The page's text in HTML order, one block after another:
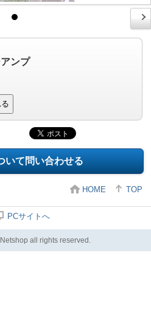
ンプ
いて問い合わせる
HOME TOP
PCサイトへ
all rights reserved.